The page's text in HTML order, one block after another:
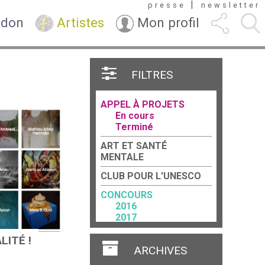
Artistes Mon profil
presse | newsletter
!
FILTRES
APPEL À PROJETS
En cours
Terminé
ART ET SANTÉ
MENTALE
CLUB POUR L'UNESCO
CONCOURS
2016
2017
2018
2023
FORCE TERRITORIALE
ARCHIVES